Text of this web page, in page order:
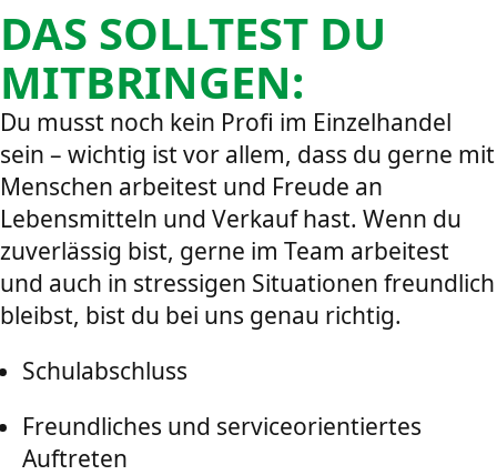
DAS SOLLTEST DU
MITBRINGEN:
Du musst noch kein Profi im Einzelhandel
sein – wichtig ist vor allem, dass du gerne mit
Menschen arbeitest und Freude an
Lebensmitteln und Verkauf hast. Wenn du
zuverlässig bist, gerne im Team arbeitest
und auch in stressigen Situationen freundlich
bleibst, bist du bei uns genau richtig.
Schulabschluss
Freundliches und serviceorientiertes
Auftreten